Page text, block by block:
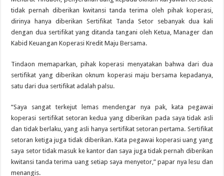
tidak pernah diberikan kwitansi tanda terima oleh pihak koperasi,
dirinya hanya diberikan Sertifikat Tanda Setor sebanyak dua kali
dengan dua sertifikat yang ditanda tangani oleh Ketua, Manager dan
Kabid Keuangan Koperasi Kredit Maju Bersama.
Tindaon memaparkan, pihak koperasi menyatakan bahwa dari dua
sertifikat yang diberikan oknum koperasi maju bersama kepadanya,
satu dari dua sertifikat adalah palsu.
“Saya sangat terkejut lemas mendengar nya pak, kata pegawai
koperasi sertifikat setoran kedua yang diberikan pada saya tidak asli
dan tidak berlaku, yang asli hanya sertifikat setoran pertama. Sertifikat
setoran ketiga juga tidak diberikan. Kata pegawai koperasi uang yang
saya setor tidak masuk ke kantor dan saya juga tidak pernah diberikan
kwitansi tanda terima uang setiap saya menyetor,” papar nya lesu dan
menangis.